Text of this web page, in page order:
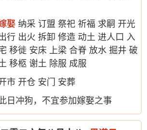
娶 纳采 订盟 祭祀 祈福 求嗣 开光
行 出火 拆卸 修造 动土 进人口 入
移徙 安床 上梁 合脊 放水 掘井 破
移柩 谢土 除服 成服
市 开仓 安门 安葬
日冲狗，不宜参加嫁娶之事